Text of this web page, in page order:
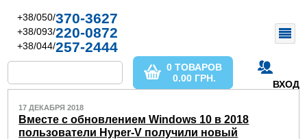
+38/050/370-3627
+38/093/220-0872
+38/044/257-2444
ВХОД
0 ТОВАРОВ
0.00 ГРН.
17 ДЕКАБРЯ 2018
Вместе с обновлением Windows 10 в 2018
пользователи Hyper-V получили новый